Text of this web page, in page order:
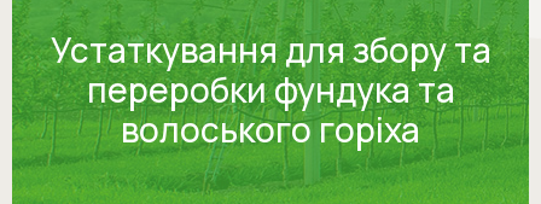
Устаткування для збору та
переробки фундука та
волоського горіха